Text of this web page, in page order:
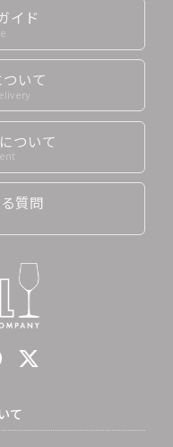
イド
いて
ついて
質問
て